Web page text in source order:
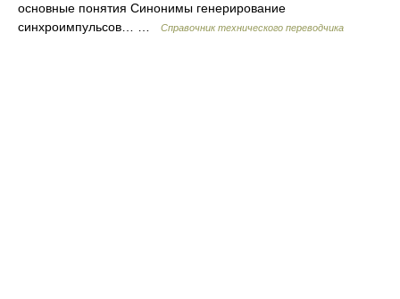
основные понятия Синонимы генерирование
синхроимпульсов… …
Справочник технического переводчика